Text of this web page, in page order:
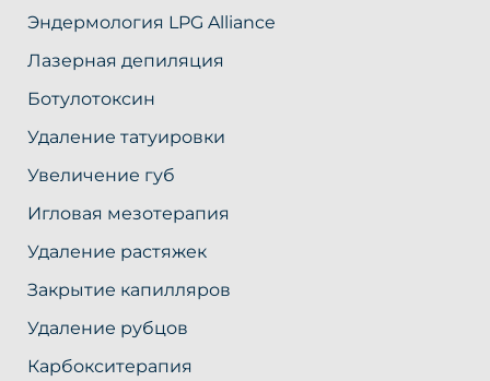
Эндермология LPG Alliance
Лазерная депиляция
Ботулотоксин
Удаление татуировки
Увеличение губ
Игловая мезотерапия
Удаление растяжек
Закрытие капилляров
Удаление рубцов
Карбокситерапия